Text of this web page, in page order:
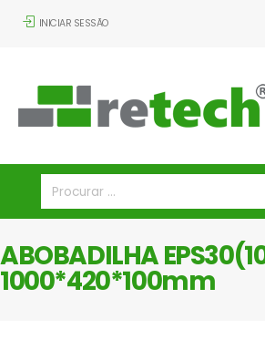
INICIAR SESSÃO
ABOBADILHA
1000*420*100mm